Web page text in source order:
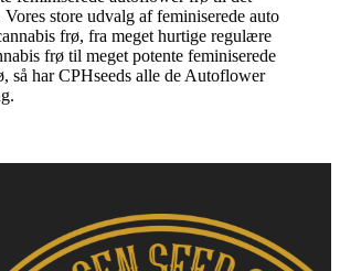
store udvalg af feminiserede auto
frø, fra meget hurtige regulære
frø til meget potente feminiserede
så har CPHseeds alle de Autoflower